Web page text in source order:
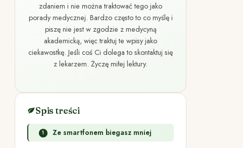
zdaniem i nie można traktować tego jako
porady medycznej. Bardzo często to co myślę i
piszę nie jest w zgodzie z medycyną
akademicką, więc traktuj te wpisy jako
ciekawostkę. Jeśli coś Ci dolega to skontaktuj się
z lekarzem. Życzę miłej lektury.
Spis treści
Ze smartfonem biegasz mniej